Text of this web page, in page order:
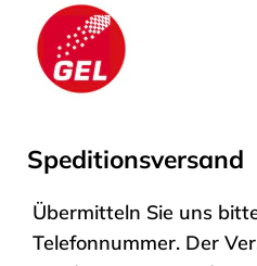
Speditionsversand
Übermitteln Sie uns
Telefonnummer. Der